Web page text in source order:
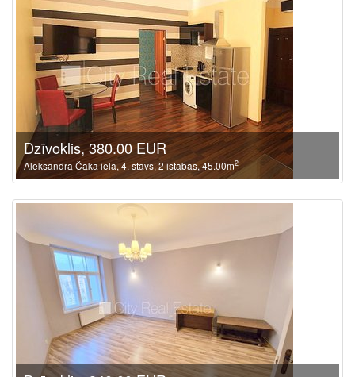
Dzīvoklis, 380.00 EUR
Aleksandra Čaka iela, 4. stāvs, 2 istabas, 45.00m2